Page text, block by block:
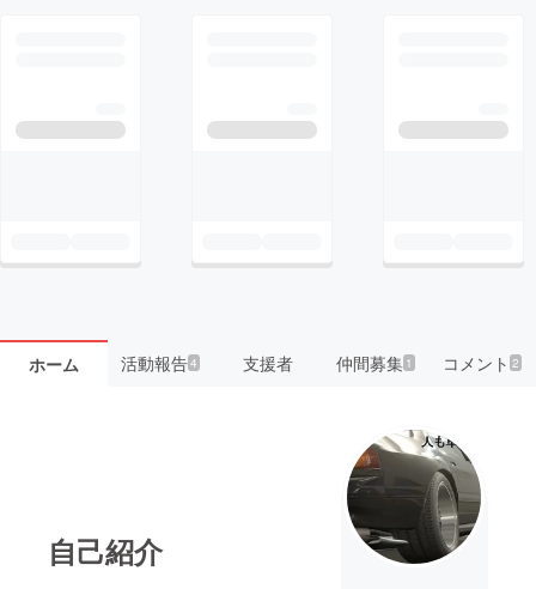
ホーム 活動報告4 支援者 仲間募集 1 コメント2
自己紹介